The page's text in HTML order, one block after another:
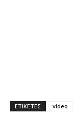
ΕΤΙΚΕΤΕΣ video